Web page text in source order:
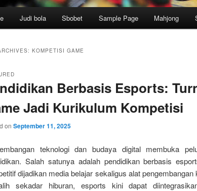
Judi bola Sbobet Sample Page Mahjong
KOMPETISI GAME
Berbasis Esports:
Jadi Kurikulum Kompetisi
on September 11, 2025
teknologi dan budaya digital membuka
Salah satunya adalah pendidikan berbasis
dijadikan media belajar sekaligus alat pengembangan
sekadar hiburan, esports kini dapat